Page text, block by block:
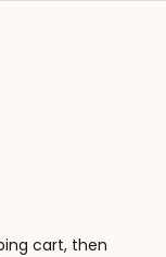
cart, then